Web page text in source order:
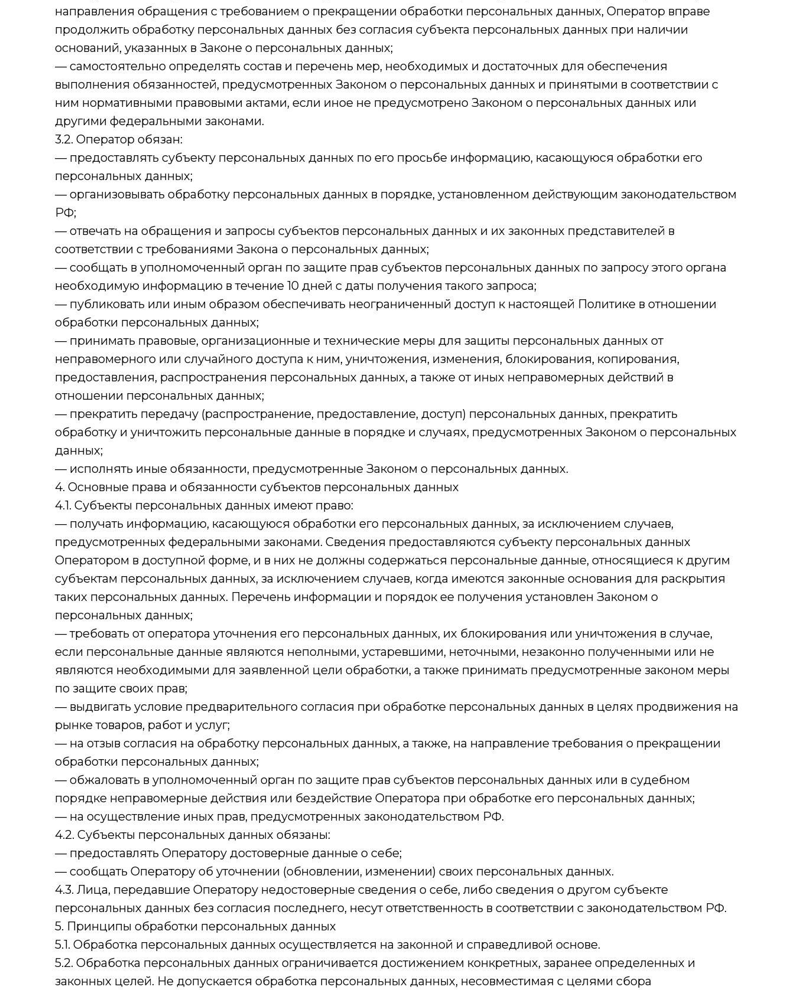
направления обращения с требованием о прекращении обработки персональных данных, Оператор вправе
продолжить обработку персональных данных без согласия субъекта персональных данных при наличии
оснований, указанных в Законе о персональных данных;
— самостоятельно определять состав и перечень мер, необходимых и достаточных для обеспечения
выполнения обязанностей, предусмотренных Законом о персональных данных и принятыми в соответствии с
ним нормативными правовыми актами, если иное не предусмотрено Законом о персональных данных или
другими федеральными законами.
3.2. Оператор обязан:
— предоставлять субъекту персональных данных по его просьбе информацию, касающуюся обработки его
персональных данных;
— организовывать обработку персональных данных в порядке, установленном действующим законодательством
РФ;
— отвечать на обращения и запросы субъектов персональных данных и их законных представителей в
соответствии с требованиями Закона о персональных данных;
— сообщать в уполномоченный орган по защите прав субъектов персональных данных по запросу этого органа
необходимую информацию в течение 10 дней с даты получения такого запроса;
— публиковать или иным образом обеспечивать неограниченный доступ к настоящей Политике в отношении
обработки персональных данных;
— принимать правовые, организационные и технические меры для защиты персональных данных от
неправомерного или случайного доступа к ним, уничтожения, изменения, блокирования, копирования,
предоставления, распространения персональных данных, а также от иных неправомерных действий в
отношении персональных данных;
— прекратить передачу (распространение, предоставление, доступ) персональных данных, прекратить
обработку и уничтожить персональные данные в порядке и случаях, предусмотренных Законом о персональных
данных;
— исполнять иные обязанности, предусмотренные Законом о персональных данных.
4. Основные права и обязанности субъектов персональных данных
4.1. Субъекты персональных данных имеют право:
— получать информацию, касающуюся обработки его персональных данных, за исключением случаев,
предусмотренных федеральными законами. Сведения предоставляются субъекту персональных данных
Оператором в доступной форме, и в них не должны содержаться персональные данные, относящиеся к другим
субъектам персональных данных, за исключением случаев, когда имеются законные основания для раскрытия
таких персональных данных. Перечень информации и порядок ее получения установлен Законом о
персональных данных;
— требовать от оператора уточнения его персональных данных, их блокирования или уничтожения в случае,
если персональные данные являются неполными, устаревшими, неточными, незаконно полученными или не
являются необходимыми для заявленной цели обработки, а также принимать предусмотренные законом меры
по защите своих прав;
— выдвигать условие предварительного согласия при обработке персональных данных в целях продвижения на
рынке товаров, работ и услуг;
— на отзыв согласия на обработку персональных данных, а также, на направление требования о прекращении
обработки персональных данных;
— обжаловать в уполномоченный орган по защите прав субъектов персональных данных или в судебном
порядке неправомерные действия или бездействие Оператора при обработке его персональных данных;
— на осуществление иных прав, предусмотренных законодательством РФ.
4.2. Субъекты персональных данных обязаны:
— предоставлять Оператору достоверные данные о себе;
— сообщать Оператору об уточнении (обновлении, изменении) своих персональных данных.
4.3. Лица, передавшие Оператору недостоверные сведения о себе, либо сведения о другом субъекте
персональных данных без согласия последнего, несут ответственность в соответствии с законодательством РФ.
5. Принципы обработки персональных данных
5.1. Обработка персональных данных осуществляется на законной и справедливой основе.
5.2. Обработка персональных данных ограничивается достижением конкретных, заранее определенных и
законных целей. Не допускается обработка персональных данных, несовместимая с целями сбора